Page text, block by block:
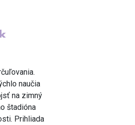
naučia
na zimný
štadióna
Prihliada